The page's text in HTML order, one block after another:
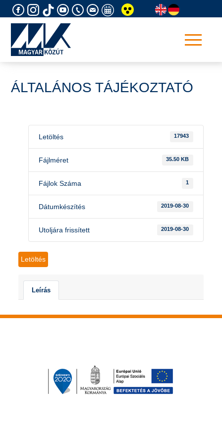
to
ÁLTALÁNOS TÁJÉKOZTATÓ
Letöltés 17943
Fájlméret 35.50 KB
Fájlok Száma 1
Dátumkészítés 2019-08-30
Utoljára frissített 2019-08-30
Letöltés
Leírás